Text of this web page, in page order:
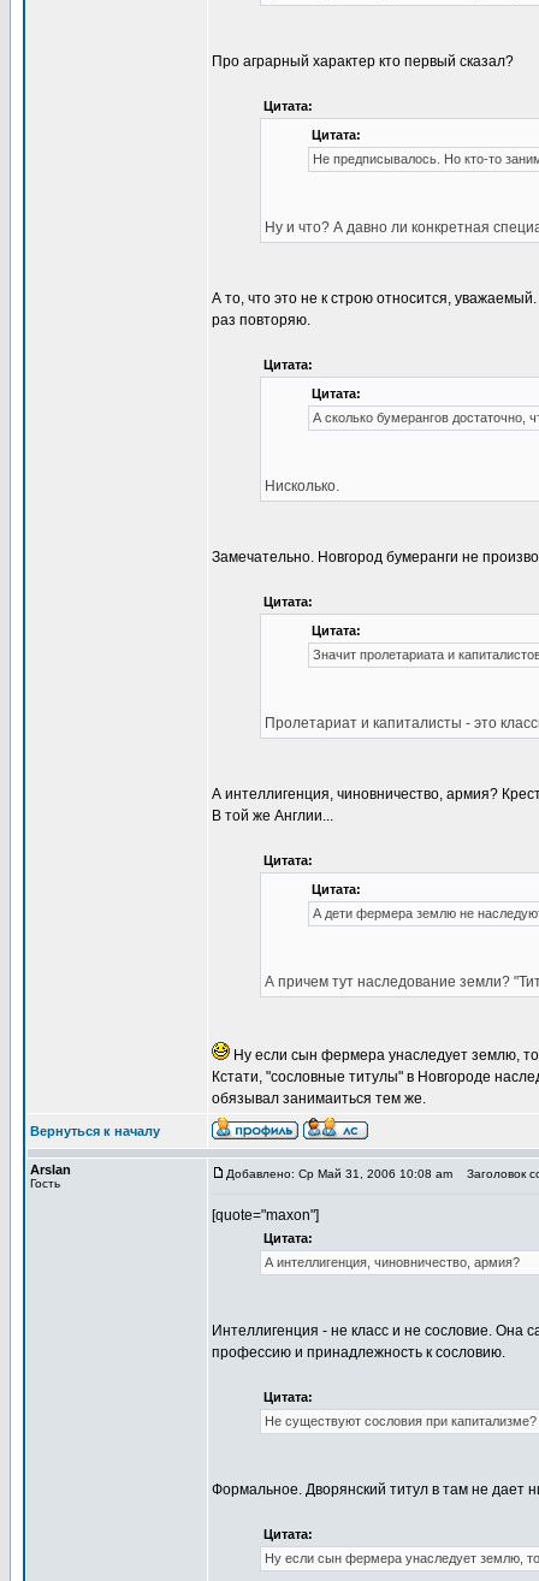
Про аграрный характер кто первый сказал?
Цитата:
Цитата:
Не предписывалось. Но кто-то
Ну и что? А давно ли конкретная
А то, что это не к строю относится,
раз повторяю.
Цитата:
Цитата:
А сколько бумерангов достаточно,
Нисколько.
Замечательно. Новгород бумеранги не
Цитата:
Цитата:
Значит пролетариата и
Пролетариат и капиталисты - это
А интеллигенция, чиновничество, армия?
В той же Англии...
Цитата:
Цитата:
А дети фермера землю не
А причем тут наследование земли?
Ну если сын фермера унаследует землю,
Кстати, "сословные титулы" в Новгороде
обязывал занимаиться тем же.
Вернуться к началу
Arslan
Гость
Добавлено: Ср Май 31, 2006 10:08 am Заголовок
[quote="maxon"]
Цитата:
А интеллигенция, чиновничество, армия?
Интеллигенция - не класс и не сословие. Она
профессию и принадлежность к сословию.
Цитата:
Не существуют сословия при
Формальное. Дворянский титул в там не дает
Цитата:
Ну если сын фермера унаследует землю,